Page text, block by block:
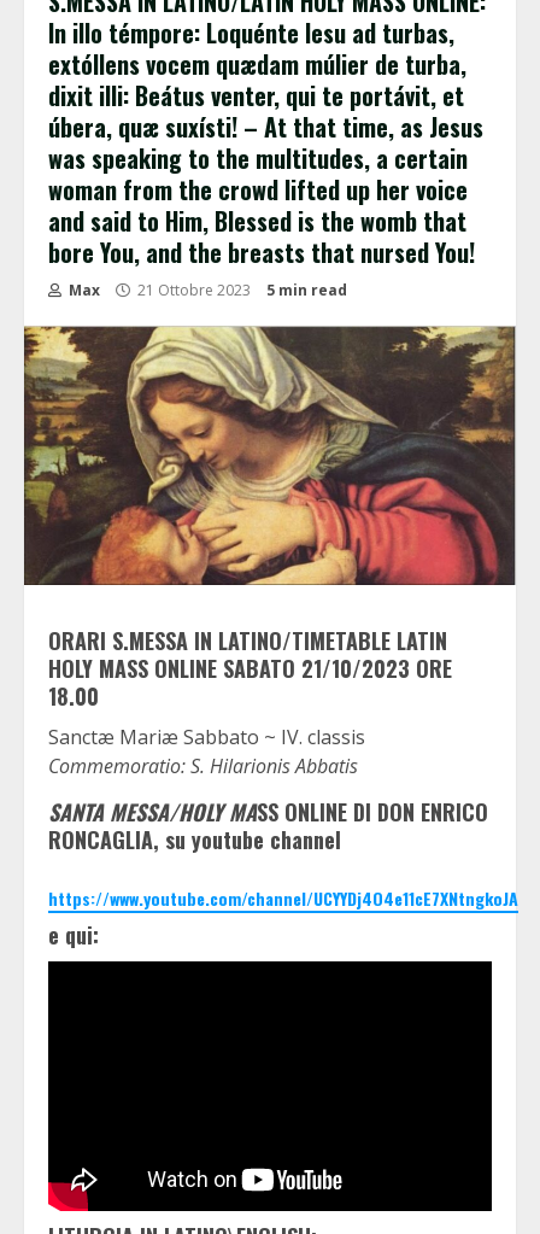
In illo témpore: Loquénte Iesu ad turbas,
extóllens vocem quædam múlier de turba,
dixit illi: Beátus venter, qui te portávit, et
úbera, quæ suxísti! – At that time, as Jesus
was speaking to the multitudes, a certain
woman from the crowd lifted up her voice
and said to Him, Blessed is the womb that
bore You, and the breasts that nursed You!
Max 21 Ottobre 2023 5 min read
ORARI S.MESSA IN LATINO/TIMETABLE LATIN
HOLY MASS ONLINE SABATO 21/10/2023 ORE
18.00
Sanctæ Mariæ Sabbato ~ IV. classis
Commemoratio: S. Hilarionis Abbatis
SANTA MESSA/HOLY MASS ONLINE DI DON ENRICO
RONCAGLIA, su youtube channel
https://www.youtube.com/channel/UCYYDj4O4e11cE7XNtngkoJA
e qui: